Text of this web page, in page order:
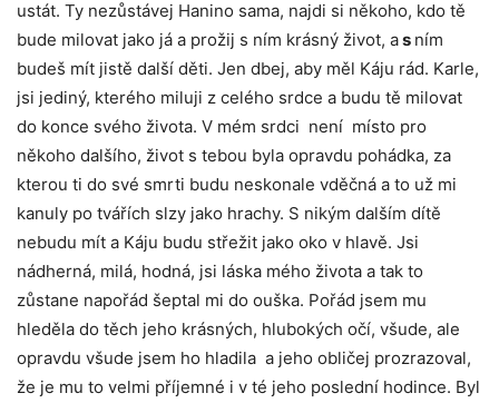
ustát. Ty nezůstávej Hanino sama, najdi si někoho, kdo tě
bude milovat jako já a prožij s ním krásný život, as ním
budeš mít jistě další děti. Jen dbej, aby měl Káju rád. Karle,
jsi jediný, kterého miluji z celého srdce a budu tě milovat
do konce svého života. V mém srdci není místo pro
někoho dalšího, život s tebou byla opravdu pohádka, za
kterou ti do své smrti budu neskonale vděčná a to už mi
kanuly po tvářích slzy jako hrachy. S nikým dalším dítě
nebudu mít a Káju budu střežit jako oko v hlavě. Jsi
nádherná, milá, hodná, jsi láska mého života a tak to
zůstane napořád šeptal mi do ouška. Pořád jsem mu
hleděla do těch jeho krásných, hlubokých očí, všude, ale
opravdu všude jsem ho hladila a jeho obličej prozrazoval,
že je mu to velmi příjemné i v té jeho poslední hodince. Byl